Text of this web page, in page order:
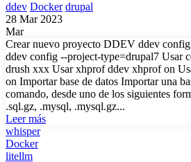
ddev Docker drupal
28 Mar 2023
Mar
Crear nuevo proyecto DDEV ddev
ddev config --project-type=drupal7 Usar
drush xxx Usar xhprof ddev xhprof on
on Importar base de datos Importar una
comando, desde uno de los siguientes
.sql.gz, .mysql, .mysql.gz...
Leer más
whisper
Docker
litellm